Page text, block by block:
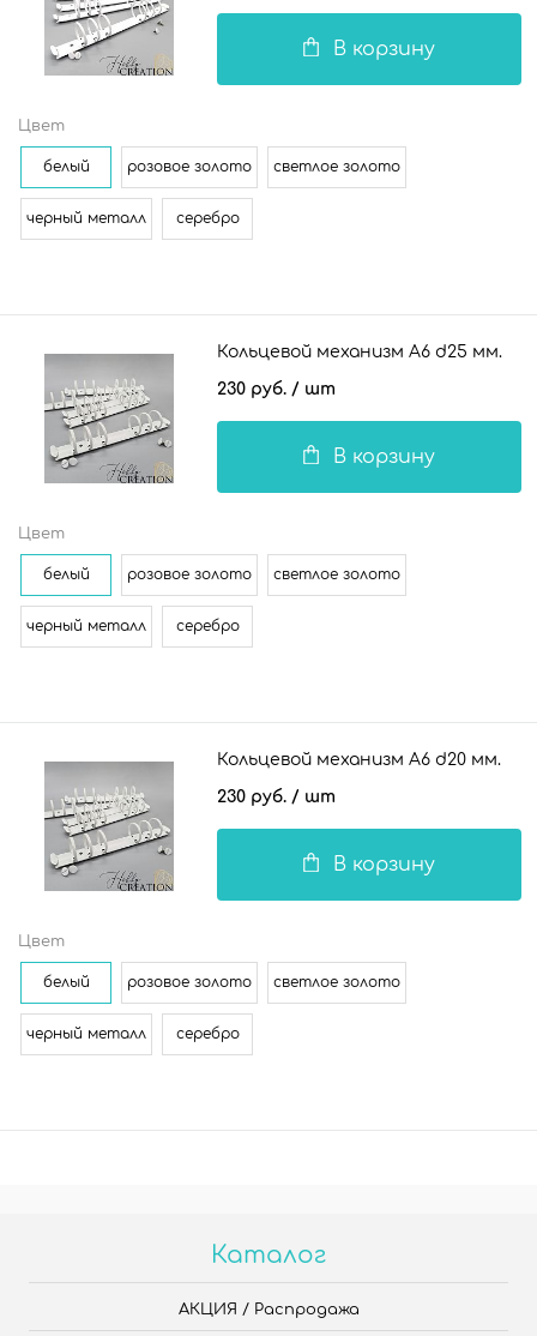
В корзину
Цвет
белый розовое золото светлое золото
черный металл серебро
Кольцевой механизм А6 d25 мм.
230 руб. / шт
В корзину
Цвет
белый розовое золото светлое золото
черный металл серебро
Кольцевой механизм А6 d20 мм.
230 руб. / шт
В корзину
Цвет
белый розовое золото светлое золото
черный металл серебро
Каталог
АКЦИЯ / Распродажа